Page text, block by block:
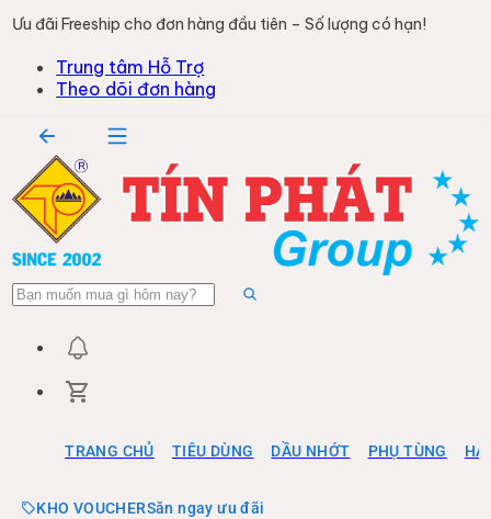
Ưu đãi Freeship cho đơn hàng đầu tiên – Số lượng có hạn!
Trung tâm Hỗ Trợ
Theo dõi đơn hàng
TRANG CHỦ TIÊU DÙNG DẦU NHỚT PHỤ TÙNG
KHO VOUCHERSăn ngay ưu đãi